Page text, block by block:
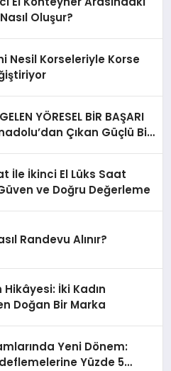
Oluşur?
Nesil Korseleriyle Korse
YÖRESEL BİR BAŞARI
Çıkan Güçlü Bir
İle İkinci El Lüks Saat
ve Doğru Değerleme
Randevu Alınır?
Hikâyesi: İki Kadın
Doğan Bir Marka
Yeni Dönem:
Yüzde 5